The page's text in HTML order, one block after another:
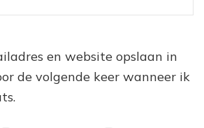
en website opslaan in
de volgende keer wanneer ik